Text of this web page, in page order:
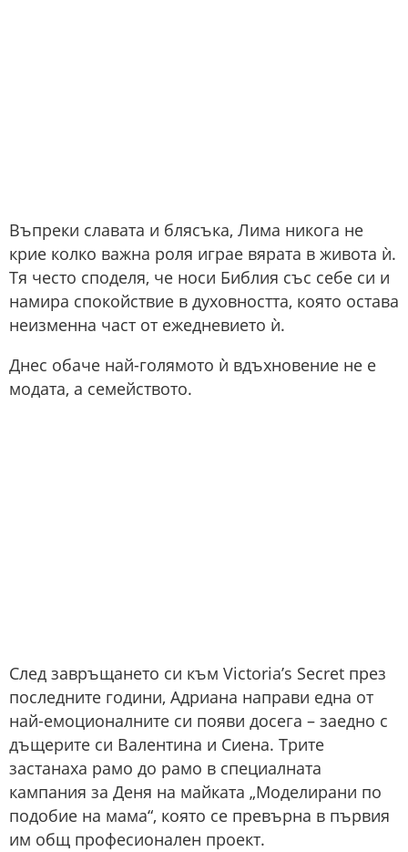
Въпреки славата и блясъка, Лима никога не
крие колко важна роля играе вярата в живота ѝ.
Тя често споделя, че носи Библия със себе си и
намира спокойствие в духовността, която остава
неизменна част от ежедневието ѝ.
Днес обаче най-голямото ѝ вдъхновение не е
модата, а семейството.
След завръщането си към Victoria’s Secret през
последните години, Адриана направи една от
най-емоционалните си появи досега – заедно с
дъщерите си Валентина и Сиена. Трите
застанаха рамо до рамо в специалната
кампания за Деня на майката „Моделирани по
подобие на мама“, която се превърна в първия
им общ професионален проект.